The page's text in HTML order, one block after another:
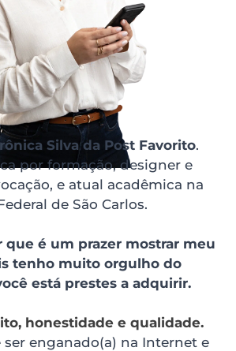
Silva da Post Favorito.
por formação, designer e
e atual acadêmica na
de São Carlos.
que é um prazer mostrar meu
tenho muito orgulho do
está prestes a adquirir.
ser enganado(a) na Internet e